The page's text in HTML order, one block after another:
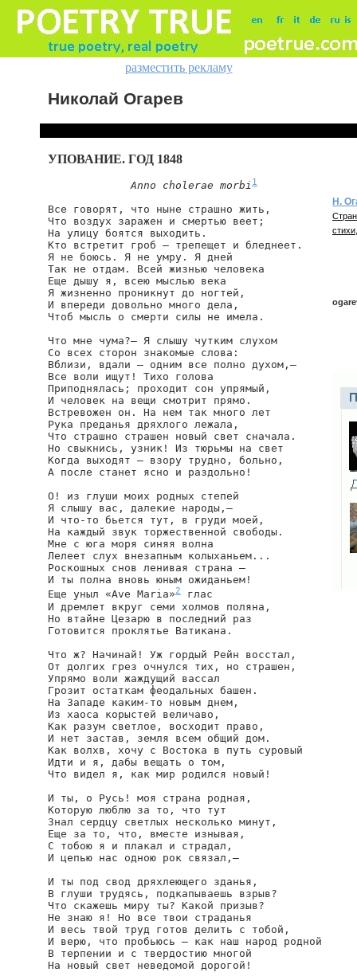
разместить рекламу
Николай Огарев
УПОВАНИЕ. ГОД 1848
Anno cholerae morbi1
Все говорят, что ныне страшно жить,
Что воздух заражен и смертью веет;
На улицу боятся выходить.
Кто встретит гроб — трепещет и бледнеет.
Я не боюсь. Я не умру. Я дней
Так не отдам. Всей жизнью человека
Еще дышу я, всею мыслью века
Я жизненно проникнут до ногтей,
И впереди довольно много дела,
Чтоб мысль о смерти силы не имела.
Что мне чума?— Я слышу чутким слухом
Со всех сторон знакомые слова:
Вблизи, вдали — одним все полно духом,—
Все воли ищут! Тихо голова
Приподнялась; проходит сон упрямый,
И человек на вещи смотрит прямо.
Встревожен он. На нем так много лет
Рука преданья дряхлого лежала,
Что страшно страшен новый свет сначала.
Но свыкнись, узник! Из тюрьмы на свет
Когда выходят — взору трудно, больно,
А после станет ясно и раздольно!
О! из глуши моих родных степей
Я слышу вас, далекие народы,—
И что-то бьется тут, в груди моей,
На каждый звук торжественной свободы.
Мне с юга моря синяя волна
Лелеет слух внезапным колыханьем...
Роскошных снов ленивая страна —
И ты полна вновь юным ожиданьем!
Еще уныл «Ave Maria»2
глас
И дремлет вкруг семи холмов поляна,
Но втайне Цезарю в последний раз
Готовится проклятье Ватикана.
Что ж? Начинай! Уж гордый Рейн восстал,
От долгих грез очнулся тих, но страшен,
Упрямо воли жаждущий вассал
Грозит остаткам феодальных башен.
На Западе каким-то новым днем,
Из хаоса корыстей величаво,
Как разум светлое, восходит право,
И нет застав, земля всем общий дом.
Как волхв, хочу с Востока в путь суровый
Идти и я, дабы вещать о том,
Что видел я, как мир родился новый!
И ты, о Русь! моя страна родная,
Которую люблю за то, что тут
Знал сердцу светлых несколько минут,
Еще за то, что, вместе изнывая,
С тобою я и плакал и страдал,
И цепью нас одною рок связал,—
И ты под свод дряхлеющего зданья,
В глуши трудясь, подкапываешь взрыв?
Что скажешь миру ты? Какой призыв?
Не знаю я! Но все твои страданья
И весь твой труд готов делить с тобой,
И верю, что пробьюсь — как наш народ родной
В терпении и с твердостию многой
На новый свет неведомой дорогой!
Н.